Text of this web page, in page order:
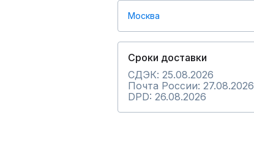
Москва
Сроки доставки
СДЭК: 25.08.2026
Почта России: 27.08.2026
DPD: 26.08.2026